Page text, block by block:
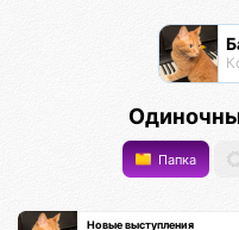
Папка
Новые выступления